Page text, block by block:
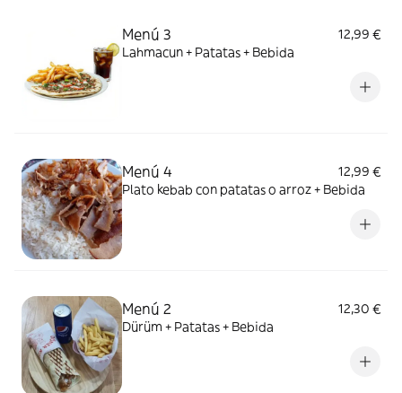
Menú 3
12,99 €
Lahmacun + Patatas + Bebida
Menú 4
12,99 €
Plato kebab con patatas o arroz + Bebida
Menú 2
12,30 €
Dürüm + Patatas + Bebida